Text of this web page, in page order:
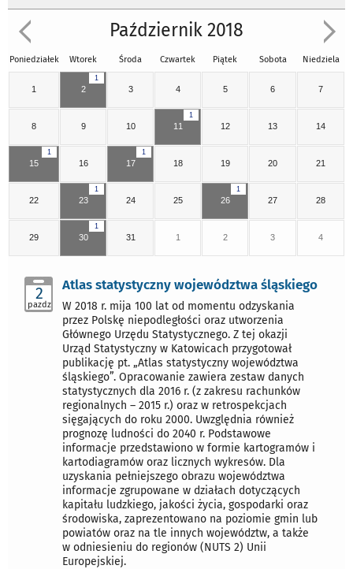
Październik 2018
Poniedziałek Wtorek Środa Czwartek Piątek Sobota Niedziela
1
1
2 3 4 5 6 7
8 9 10
1
11 12 13 14
1
15 16
1
17 18 19 20 21
22
1
23 24 25
1
26 27 28
29
1
30 31 1 2 3 4
2
pazdz
Atlas statystyczny województwa śląskiego
W 2018 r. mija 100 lat od momentu odzyskania
przez Polskę niepodległości oraz utworzenia
Głównego Urzędu Statystycznego. Z tej okazji
Urząd Statystyczny w Katowicach przygotował
publikację pt. „Atlas statystyczny województwa
śląskiego”. Opracowanie zawiera zestaw danych
statystycznych dla 2016 r. (z zakresu rachunków
regionalnych – 2015 r.) oraz w retrospekcjach
sięgających do roku 2000. Uwzględnia również
prognozę ludności do 2040 r. Podstawowe
informacje przedstawiono w formie kartogramów i
kartodiagramów oraz licznych wykresów. Dla
uzyskania pełniejszego obrazu województwa
informacje zgrupowane w działach dotyczących
kapitału ludzkiego, jakości życia, gospodarki oraz
środowiska, zaprezentowano na poziomie gmin lub
powiatów oraz na tle innych województw, a także
w odniesieniu do regionów (NUTS 2) Unii
Europejskiej.